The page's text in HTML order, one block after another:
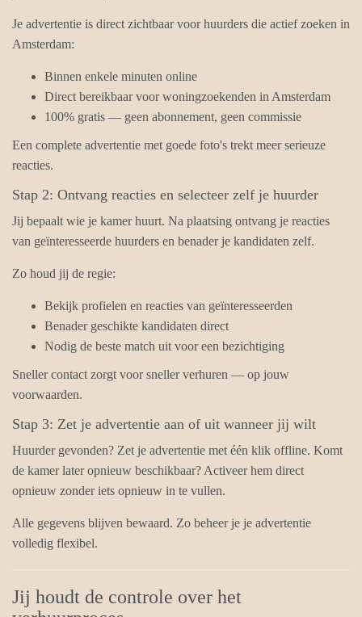
Je advertentie is direct zichtbaar voor huurders die actief zoeken in
Amsterdam:
Binnen enkele minuten online
Direct bereikbaar voor woningzoekenden in Amsterdam
100% gratis — geen abonnement, geen commissie
Een complete advertentie met goede foto's trekt meer serieuze
reacties.
Stap 2: Ontvang reacties en selecteer zelf je huurder
Jij bepaalt wie je kamer huurt. Na plaatsing ontvang je reacties
van geïnteresseerde huurders en benader je kandidaten zelf.
Zo houd jij de regie:
Bekijk profielen en reacties van geïnteresseerden
Benader geschikte kandidaten direct
Nodig de beste match uit voor een bezichtiging
Sneller contact zorgt voor sneller verhuren — op jouw
voorwaarden.
Stap 3: Zet je advertentie aan of uit wanneer jij wilt
Huurder gevonden? Zet je advertentie met één klik offline. Komt
de kamer later opnieuw beschikbaar? Activeer hem direct
opnieuw zonder iets opnieuw in te vullen.
Alle gegevens blijven bewaard. Zo beheer je je advertentie
volledig flexibel.
Jij houdt de controle over het